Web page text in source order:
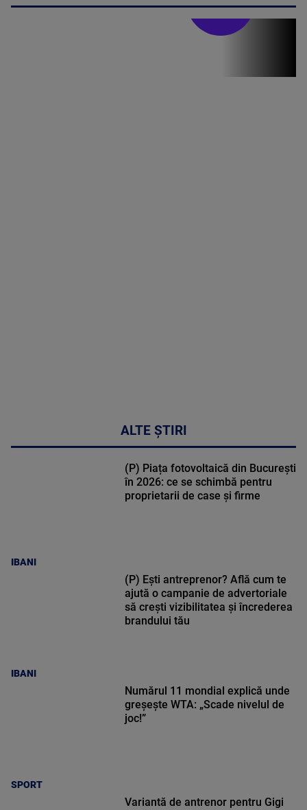
ALTE ȘTIRI
IBANI
(P) Piața fotovoltaică din București
în 2026: ce se schimbă pentru
proprietarii de case și firme
IBANI
(P) Ești antreprenor? Află cum te
ajută o campanie de advertoriale
să crești vizibilitatea și încrederea
brandului tău
SPORT
Numărul 11 mondial explică unde
greșește WTA: „Scade nivelul de
joc!”
Variantă de antrenor pentru Gigi